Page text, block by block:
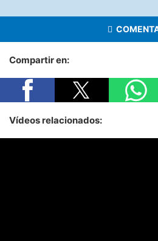
Compartir en:
Vídeos relacionados: